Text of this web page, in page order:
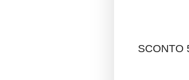
SCONTO